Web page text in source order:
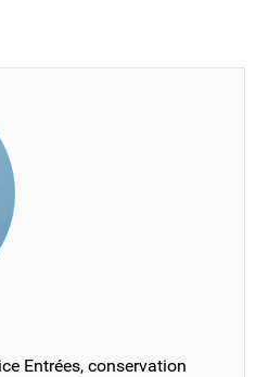
Entrées, conservation